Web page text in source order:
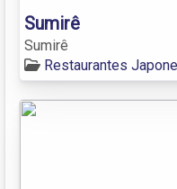
Sumirê
Sumirê
Restaurantes